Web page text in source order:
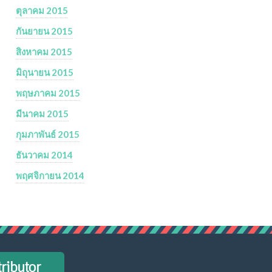
ตุลาคม 2015
กันยายน 2015
สิงหาคม 2015
มิถุนายน 2015
พฤษภาคม 2015
มีนาคม 2015
กุมภาพันธ์ 2015
ธันวาคม 2014
พฤศจิกายน 2014